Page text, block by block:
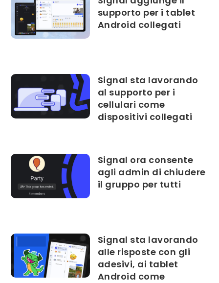
supporto per i tablet
Android collegati
Signal sta lavorando
al supporto per i
cellulari come
dispositivi collegati
Signal ora consente
agli admin di chiudere
il gruppo per tutti
Signal sta lavorando
alle risposte con gli
adesivi, ai tablet
Android come